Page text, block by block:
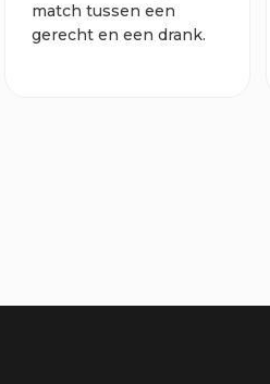
match tussen een
gerecht en een drank.